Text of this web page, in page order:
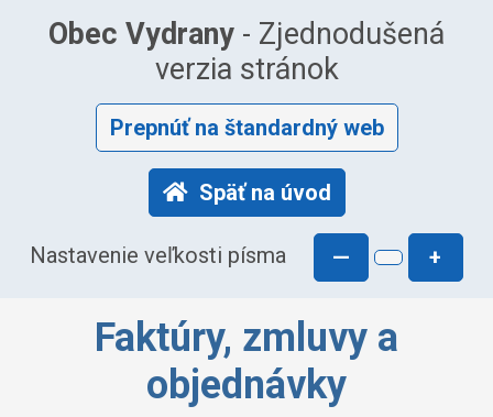
Obec Vydrany - Zjednodušená
verzia stránok
Prepnúť na štandardný web
Späť na úvod
Nastavenie veľkosti písma — +
Faktúry, zmluvy a
objednávky